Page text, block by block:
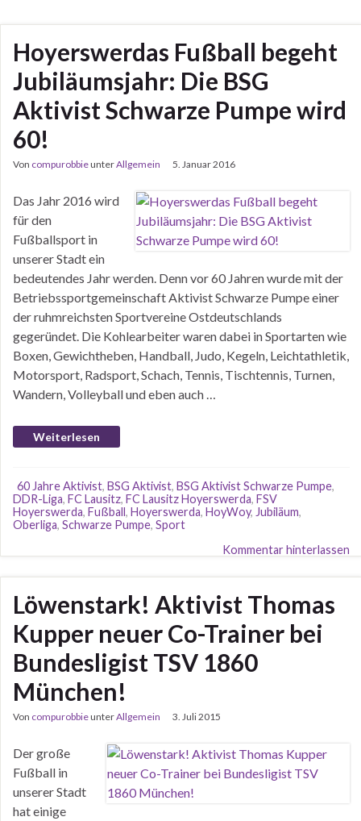
Hoyerswerdas Fußball begeht
Jubiläumsjahr: Die BSG
Aktivist Schwarze Pumpe wird
60!
Von compurobbieunterAllgemein 5. Januar 2016
Das Jahr 2016 wird
für den
Fußballsport in
unserer Stadt ein
bedeutendes Jahr werden. Denn vor 60 Jahren wurde mit der
Betriebssportgemeinschaft Aktivist Schwarze Pumpe einer
der ruhmreichsten Sportvereine Ostdeutschlands
gegeründet. Die Kohlearbeiter waren dabei in Sportarten wie
Boxen, Gewichtheben, Handball, Judo, Kegeln, Leichtathletik,
Motorsport, Radsport, Schach, Tennis, Tischtennis, Turnen,
Wandern, Volleyball und eben auch …
Weiterlesen
60 Jahre Aktivist, BSG Aktivist, BSG Aktivist Schwarze Pumpe,
DDR-Liga, FC Lausitz, FC Lausitz Hoyerswerda, FSV
Hoyerswerda, Fußball, Hoyerswerda, HoyWoy, Jubiläum,
Oberliga, Schwarze Pumpe, Sport
Kommentar hinterlassen
Löwenstark! Aktivist Thomas
Kupper neuer Co-Trainer bei
Bundesligist TSV 1860
München!
Von compurobbieunterAllgemein 3. Juli 2015
Der große
Fußball in
unserer Stadt
hat einige